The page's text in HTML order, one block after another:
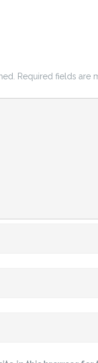
Required fields are